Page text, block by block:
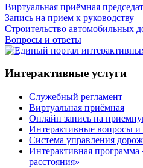
Виртуальная приёмная
Запись на прием к руководству
Строительство автомобильных
Вопросы и ответы
Интерактивные услуги
Служебный регламент
Виртуальная приёмная
Онлайн запись на
Интерактивные вопросы и
Система управления
Интерактивная
расстояния»